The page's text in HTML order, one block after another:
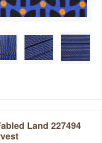
Land 227494